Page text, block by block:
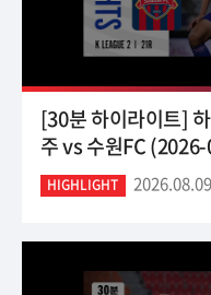
[30분 하이라이트]
주 vs 수원FC
HIGHLIGHT 2026.08.09